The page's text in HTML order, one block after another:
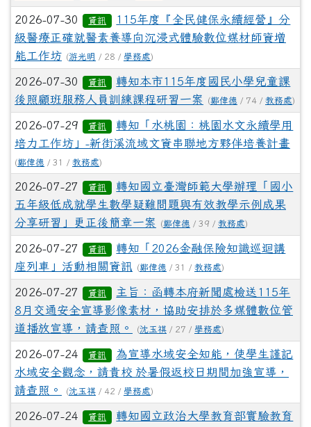
2026-07-30 資訊
115年度『全民健保永續經營』分
級醫療正確就醫素養導向沉浸式體驗數位媒材師資增
能工作坊 (游光明 / 28 / 學務處)
2026-07-30 資訊
轉知本市115年度國民小學兒童課
後照顧班服務人員訓練課程研習一案
(鄭偉德 / 74 / 教務處)
2026-07-29 資訊
轉知「水桃園：桃園水文永續學用
培力工作坊」-新街溪流域文資串聯地方夥伴培養計畫
(鄭偉德 / 31 / 教務處)
2026-07-27 資訊
轉知國立臺灣師範大學辦理「國小
五年級低成就學生數學疑難問題與有效教學示例成果
分享研習」更正後簡章一案
(鄭偉德 / 39 / 教務處)
2026-07-27 資訊
轉知「2026金融保險知識巡迴講
座列車」活動相關資訊
(鄭偉德 / 31 / 教務處)
2026-07-27 資訊
主旨：函轉本府新聞處檢送115年
8月交通安全宣導影像素材，協助安排於多媒體數位管
道播放宣導，請查照。
(沈玉祺 / 27 / 學務處)
2026-07-24 資訊
為宣導水域安全知能，使學生謹記
水域安全觀念，請貴校 於暑假返校日期間加強宣導，
請查照。
(沈玉祺 / 42 / 學務處)
2026-07-24 資訊
轉知國立政治大學教育部實驗教育